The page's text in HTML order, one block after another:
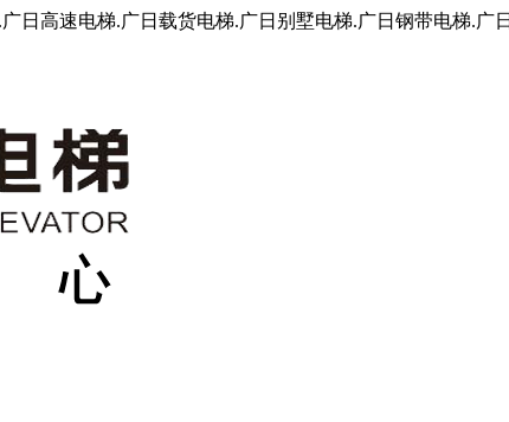
日高速电梯.广日载货电梯.广日别墅电梯.广日钢带电梯.